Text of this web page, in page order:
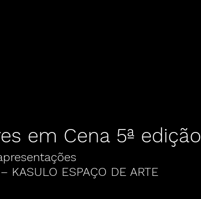
em Cena 5ª edição
KASULO ESPAÇO DE ARTE